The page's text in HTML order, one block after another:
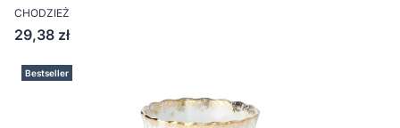
CHODZIEŻ
Cena
29,38 zł
Bestseller